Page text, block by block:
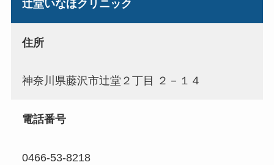
辻堂いなほクリニック
住所
神奈川県藤沢市辻堂２丁目 ２－１４
電話番号
0466-53-8218